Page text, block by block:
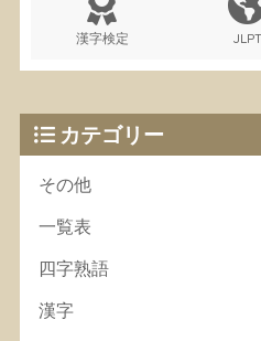
漢字検定 JLPT
カテゴリー
その他
一覧表
四字熟語
漢字